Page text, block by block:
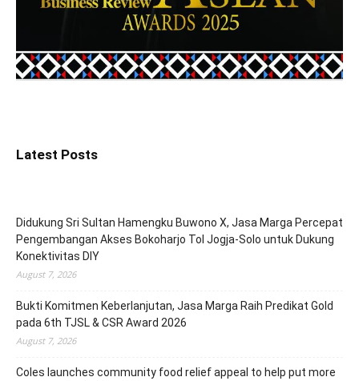
Latest Posts
Didukung Sri Sultan Hamengku Buwono X, Jasa Marga Percepat
Pengembangan Akses Bokoharjo Tol Jogja-Solo untuk Dukung
Konektivitas DIY
August 7, 2026
Bukti Komitmen Keberlanjutan, Jasa Marga Raih Predikat Gold
pada 6th TJSL & CSR Award 2026
August 7, 2026
Coles launches community food relief appeal to help put more